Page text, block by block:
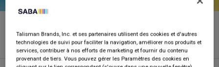
Saba K50
Talisman Brands, Inc. et ses partenaires utilisent des cookies et d'autres
technologies de suivi pour faciliter la navigation, améliorer nos produits et
services, contribuer à nos efforts de marketing et fournir du contenu
provenant de tiers. Vous pouvez gérer les Paramètres des cookies en